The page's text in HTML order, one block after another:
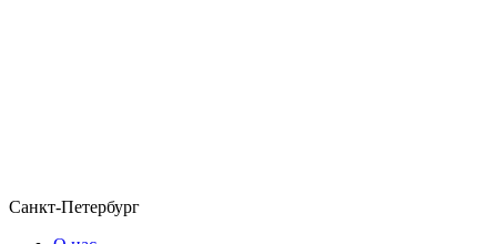
Санкт-Петербург